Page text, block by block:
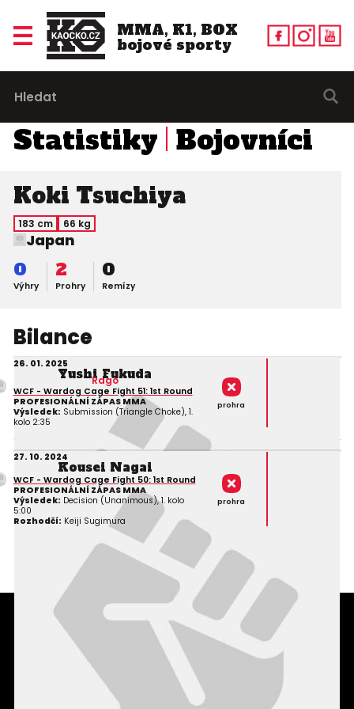
MMA, K1, BOX
bojové sporty
Statistiky Bojovníci
Koki Tsuchiya
183 cm 66 kg
Japan
Výhry
0
Prohry
2
Remízy
0
Bilance
26. 01. 2025
Yushi Fukuda
Rago
WCF - Wardog Cage Fight 51: 1st Round
PROFESIONÁLNÍ ZÁPAS MMA
Výsledek: Submission (Triangle Choke), 1.
kolo 2:35
prohra
27. 10. 2024
Kousei Nagai
WCF - Wardog Cage Fight 50: 1st Round
PROFESIONÁLNÍ ZÁPAS MMA
Výsledek: Decision (Unanimous), 1. kolo
5:00
Rozhodčí: Keiji Sugimura
prohra
Podmínky užití webového rozhraní
Souhlas s používáním osobních údajů
Statistiky
Kontakty